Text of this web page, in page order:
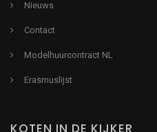
Nieuws
Contact
Modelhuurcontract NL
Erasmuslijst
KOTEN IN DE KIJKER